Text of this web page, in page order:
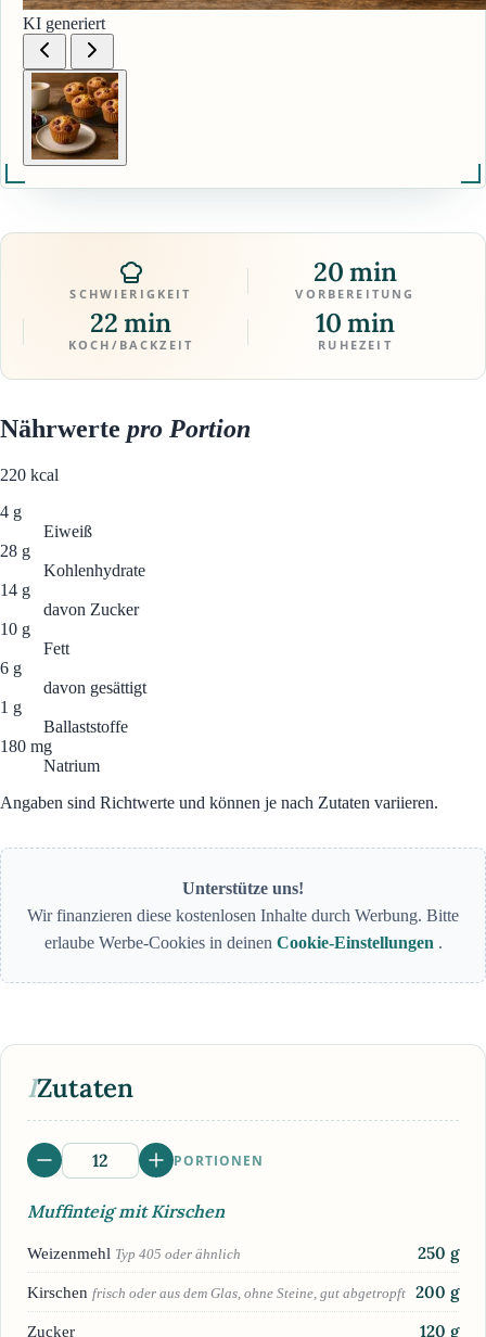
KI generiert
SCHWIERIGKEIT
20 min
VORBEREITUNG
22 min
KOCH/BACKZEIT
10 min
RUHEZEIT
Nährwerte pro Portion
220 kcal
4 g
Eiweiß
28 g
Kohlenhydrate
14 g
davon Zucker
10 g
Fett
6 g
davon gesättigt
1 g
Ballaststoffe
180 mg
Natrium
Angaben sind Richtwerte und können je nach Zutaten variieren.
Unterstütze uns!
Wir finanzieren diese kostenlosen Inhalte durch Werbung. Bitte
erlaube Werbe-Cookies in deinen Cookie-Einstellungen .
IZutaten
PORTIONEN
Muffinteig mit Kirschen
Weizenmehl Typ 405 oder ähnlich 250 g
Kirschen frisch oder aus dem Glas, ohne Steine, gut abgetropft 200 g
Zucker 120 g